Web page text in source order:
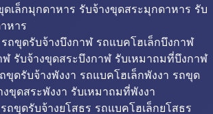
เล็กมุกดาหาร รับจ้างขุดสระมุกดาหาร รับ
หาร
ถขุดรับจ้างบึงกาฬ รถแบคโฮเล็กบึงกาฬ
ฬ รับจ้างขุดสระบึงกาฬ รับเหมาถมที่บึงกาฬ
ขุดรับจ้างพังงา รถแบคโฮเล็กพังงา รถขุด
งขุดสระพังงา รับเหมาถมที่พังงา
ถขุดรับจ้างยโสธร รถแบคโฮเล็กยโสธร